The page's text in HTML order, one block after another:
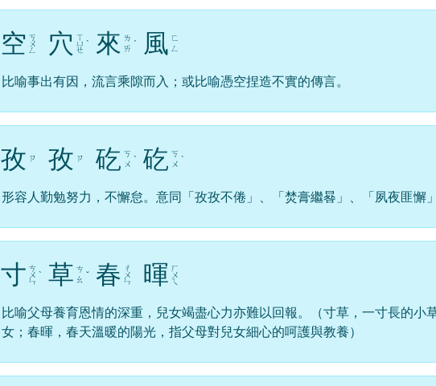
空 ㄎ
ㄨ
ㄥ 穴 ㄒ
ㄩ
ㄝ
ˋ 來 ㄌ
ㄞ ˊ 風 ㄈ
ㄥ
比喻事出有因，流言乘隙而入；或比喻憑空捏造不實的傳言。
孜 ㄗ 孜 ㄗ 矻 ㄎ
ㄨ ˋ 矻 ㄎ
ㄨ ˋ
形容人勤勉努力，不懈怠。意同「孜孜不倦」、「焚膏繼晷」、「夙夜匪懈」
寸 ㄘ
ㄨ
ㄣ
ˋ 草 ㄘ
ㄠ ˇ 春 ㄔ
ㄨ
ㄣ 暉 ㄏ
ㄨ
ㄟ
比喻父母養育恩情的深重，兒女竭盡心力亦難以回報。（寸草，一寸長的小
女；春暉，春天溫暖的陽光，指父母對兒女細心的呵護與教養）